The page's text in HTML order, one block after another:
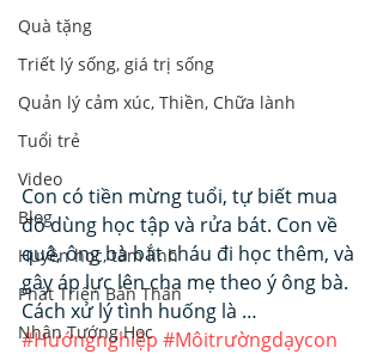
Quà tặng
Triết lý sống, giá trị sống
Quản lý cảm xúc, Thiền, Chữa lành
Tuổi trẻ
Video
Blog
Huyền học, tâm linh
Phát Triển Bản Thân
Nhân Tướng Học
Con có tiền mừng tuổi, tự biết mua
đồ dùng học tập và rửa bát. Con về
quê, ông bà bắt cháu đi học thêm, và
gây áp lực lên cha mẹ theo ý ông bà.
Cách xử lý tình huống là …
#Hướngnghiệp #Môitrườngdạycon